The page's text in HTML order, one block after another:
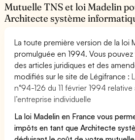
Mutuelle TNS et loi Madelin
Architecte système
La toute première version de la loi
promulguée en 1994. Vous pouvez
des articles juridiques et des
modifiés sur le site de Légifrance :
n°94-126 du 11 février 1994 relative
l’entreprise individuelle
La loi Madelin en France vous
impôts en tant que Architecte